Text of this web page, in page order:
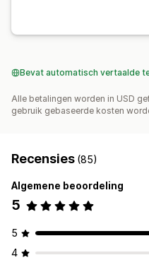
Bevat automatisch vertaalde
Alle betalingen worden in USD
gebruik gebaseerde kosten
Recensies (85)
Algemene beoordeling
5
5
4